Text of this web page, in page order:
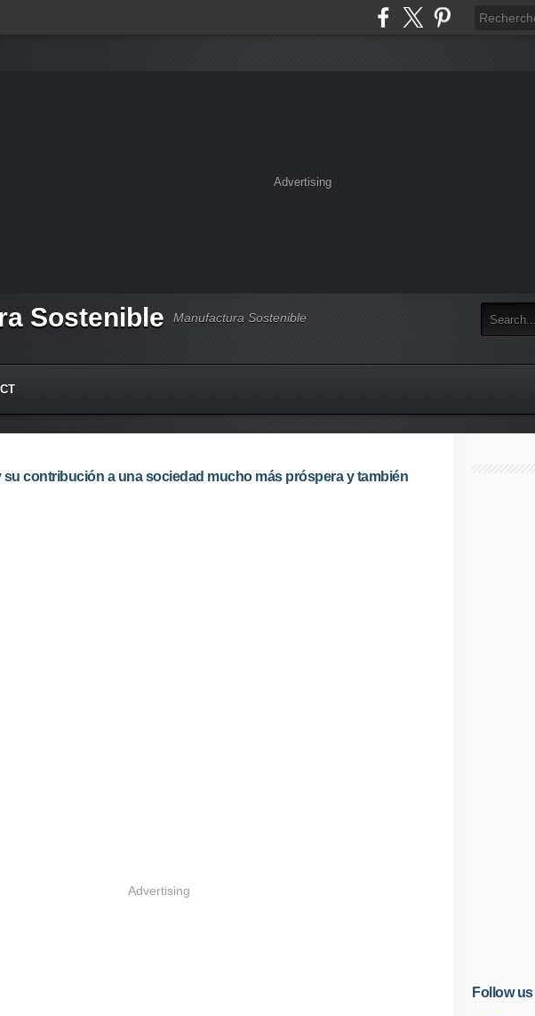
Advertising
Sostenible Manufactura Sostenible
contribución a una sociedad mucho más próspera y también
Advertising
Follow us